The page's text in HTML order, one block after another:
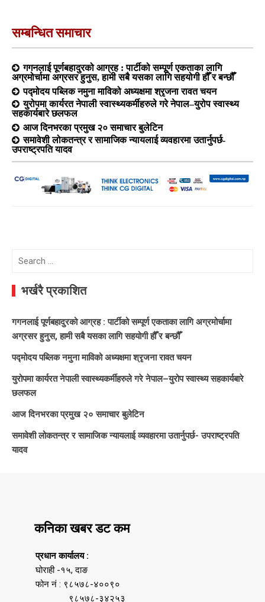
सम्बन्धित समाचार
गगनलाई पूर्णबहादुरको आग्रह : पार्टीको सम्पूर्ण एकताका लागि
अग्रमोर्चामा अग्रसर हुनुस, हामी सबै यसका लागि सहयोगी हौँ र बन्छौँ
पद्मोदय पब्लिक नमुना माविको अध्यक्षमा श्रृजना रावत चयन
युरोपमा कार्यरत नेपाली स्वास्थ्यकर्मीहरुले गरे नेपाल–युरोप स्वास्थ्य
सहकार्यबारे छलफल
आज दिनभरका प्रमुख २० समाचार बुलेटिन
समावेशी लोकतन्त्र र सामाजिक न्यायलाई व्यवहारमा उतार्नुपर्छ-
उपराष्ट्रपति यादव
Search
भर्खरै प्रकाशित
गगनलाई पूर्णबहादुरको आग्रह : पार्टीको सम्पूर्ण एकताका लागि अग्रमोर्चामा
अग्रसर हुनुस, हामी सबै यसका लागि सहयोगी हौँ र बन्छौँ
पद्मोदय पब्लिक नमुना माविको अध्यक्षमा श्रृजना रावत चयन
युरोपमा कार्यरत नेपाली स्वास्थ्यकर्मीहरुले गरे नेपाल–युरोप स्वास्थ्य सहकार्यबारे
छलफल
आज दिनभरका प्रमुख २० समाचार बुलेटिन
समावेशी लोकतन्त्र र सामाजिक न्यायलाई व्यवहारमा उतार्नुपर्छ- उपराष्ट्रपति
यादव
कनिका खबर डट कम
प्रधान कार्यालय :
घोराही -१५, दाङ
फोन नं : ९८५७८-४००९०
९८५७८-३४२५३